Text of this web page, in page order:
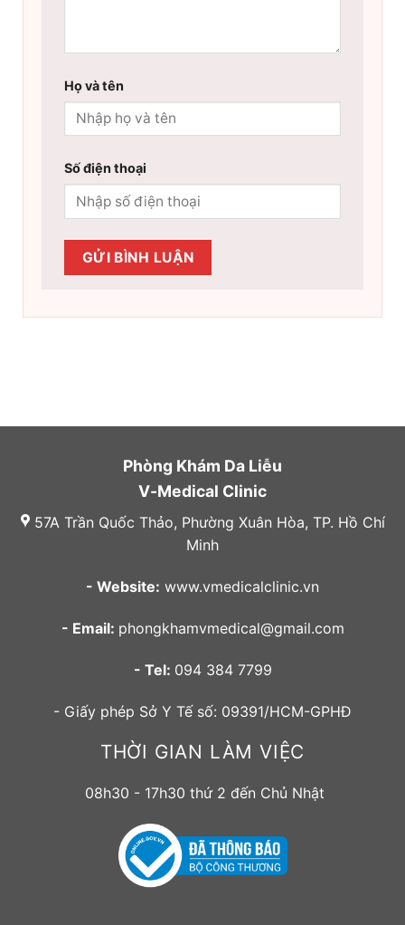
Họ và tên
Số điện thoại
Phòng Khám Da Liễu
V-Medical Clinic
57A Trần Quốc Thảo, Phường Xuân Hòa, TP. Hồ Chí
Minh
- Website: www.vmedicalclinic.vn
- Email: phongkhamvmedical@gmail.com
- Tel: 094 384 7799
- Giấy phép Sở Y Tế số: 09391/HCM-GPHĐ
THỜI GIAN LÀM VIỆC
08h30 - 17h30 thứ 2 đến Chủ Nhật